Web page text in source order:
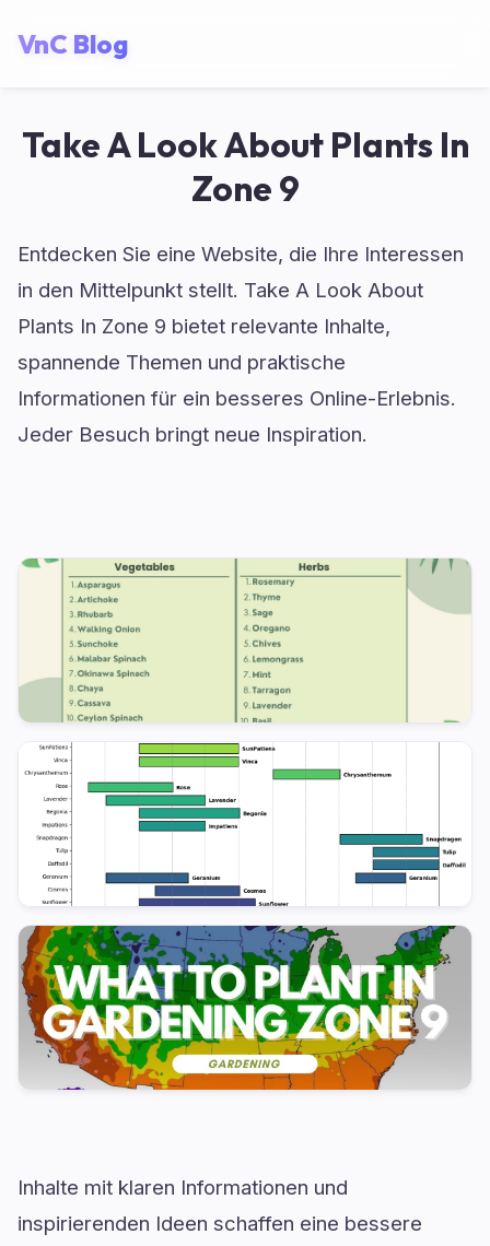
VnC Blog
Take A Look About Plants In
Zone 9
Entdecken Sie eine Website, die Ihre Interessen
in den Mittelpunkt stellt. Take A Look About
Plants In Zone 9 bietet relevante Inhalte,
spannende Themen und praktische
Informationen für ein besseres Online-Erlebnis.
Jeder Besuch bringt neue Inspiration.
Inhalte mit klaren Informationen und
inspirierenden Ideen schaffen eine bessere